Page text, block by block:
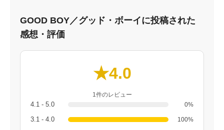
GOOD BOY／グッド・ボーイに投稿された
感想・評価
★4.0
1件のレビュー
4.1 - 5.0 0%
3.1 - 4.0 100%